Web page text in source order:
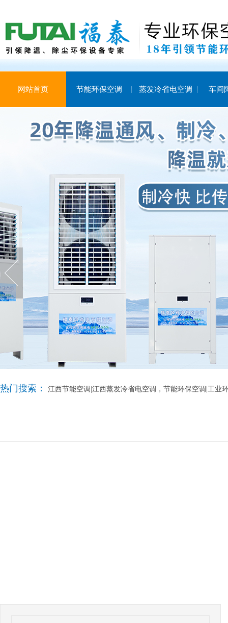
网站首页 节能环保空调 蒸发冷省电空调 车间
热门搜索： 江西节能空调|江西蒸发冷省电空调，节能环保空调|工业